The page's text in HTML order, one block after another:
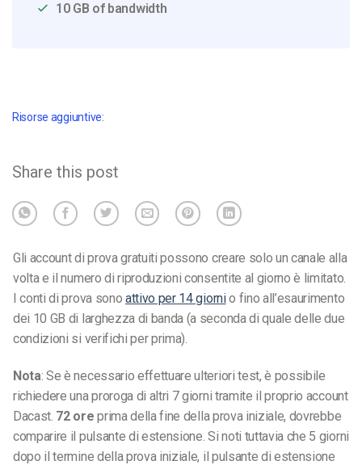
10 GB of bandwidth
Risorse aggiuntive:
Share this post
Gli account di prova gratuiti possono creare solo un canale alla
volta e il numero di riproduzioni consentite al giorno è limitato.
I conti di prova sono attivo per 14 giornio fino all’esaurimento
dei 10 GB di larghezza di banda (a seconda di quale delle due
condizioni si verifichi per prima).
Nota: Se è necessario effettuare ulteriori test, è possibile
richiedere una proroga di altri 7 giorni tramite il proprio account
Dacast. 72 ore prima della fine della prova iniziale, dovrebbe
comparire il pulsante di estensione. Si noti tuttavia che 5 giorni
dopo il termine della prova iniziale, il pulsante di estensione